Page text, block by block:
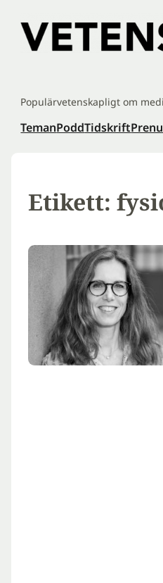
innehåll
Populärvetenskapligt om
TemanPoddTidskrift
Etikett: